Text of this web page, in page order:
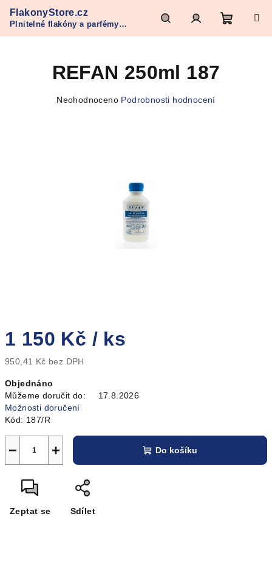
obsah
FlakonyStore.cz
Plnitelné flakóny a parfémy
Refan
HledatPřihlášeníNákupní
1 150 Kč / ks
950,41 Kč bez DPH
cena:
Objednáno
Můžeme doručit do:
17.8.2026
Možnosti doručení
Kód: 187/R
+
− Do košíku
Zeptat se Sdílet
REFAN 250ml 187
Průměrné
Neohodnoceno Podrobnosti hodnocení